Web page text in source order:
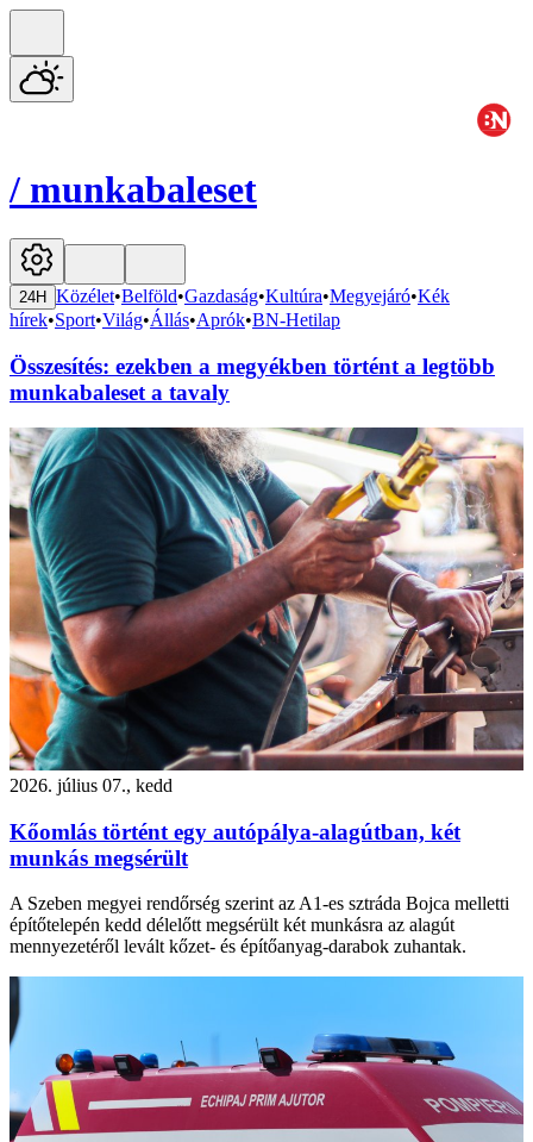
/ munkabaleset
24H Közélet•Belföld•Gazdaság•Kultúra•Megyejáró•Kék
hírek•Sport•Világ•Állás•Aprók•BN-Hetilap
Összesítés: ezekben a megyékben történt a legtöbb
munkabaleset a tavaly
2026. július 07., kedd
Kőomlás történt egy autópálya-alagútban, két
munkás megsérült
A Szeben megyei rendőrség szerint az A1-es sztráda Bojca melletti
építőtelepén kedd délelőtt megsérült két munkásra az alagút
mennyezetéről levált kőzet- és építőanyag-darabok zuhantak.